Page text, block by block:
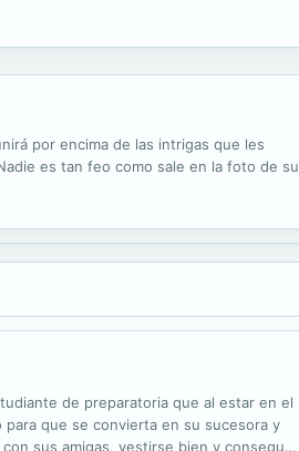
por encima de las intrigas que les
es tan feo como sale en la foto de su
de preparatoria que al estar en el
que se convierta en su sucesora y
sus amigas, vestirse bien y conseguir